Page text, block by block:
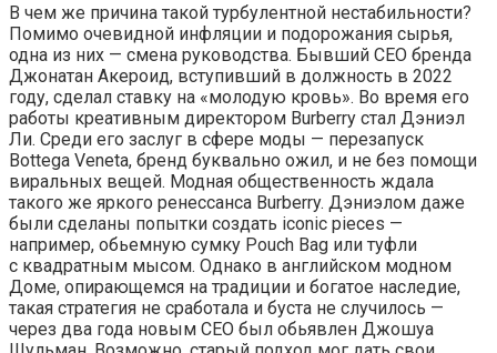
В чем же причина такой турбулентной нестабильности?
Помимо очевидной инфляции и подорожания сырья,
одна из них — смена руководства. Бывший CEO бренда
Джонатан Акероид, вступивший в должность в 2022
году, сделал ставку на «молодую кровь». Во время его
работы креативным директором Burberry стал Дэниэл
Ли. Среди его заслуг в сфере моды — перезапуск
Bottega Veneta, бренд буквально ожил, и не без помощи
виральных вещей. Модная общественность ждала
такого же яркого ренессанса Burberry. Дэниэлом даже
были сделаны попытки создать iconic pieces —
например, обьемную сумку Pouch Bag или туфли
с квадратным мысом. Однако в английском модном
Доме, опирающемся на традиции и богатое наследие,
такая стратегия не сработала и буста не случилось —
через два года новым CEO был обьявлен Джошуа